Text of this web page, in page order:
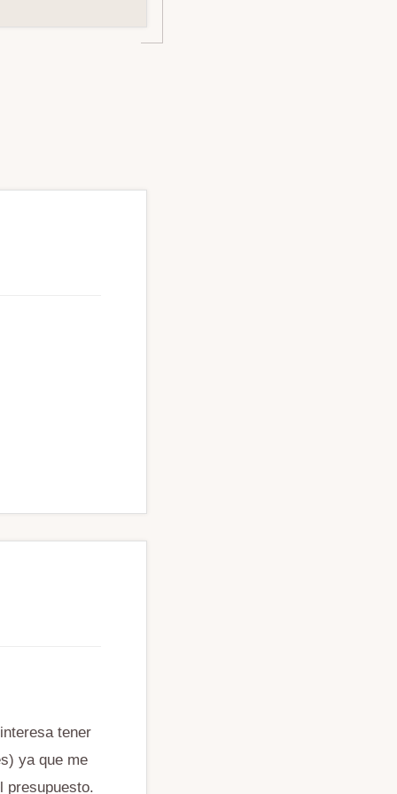
tener
ya que me
presupuesto.